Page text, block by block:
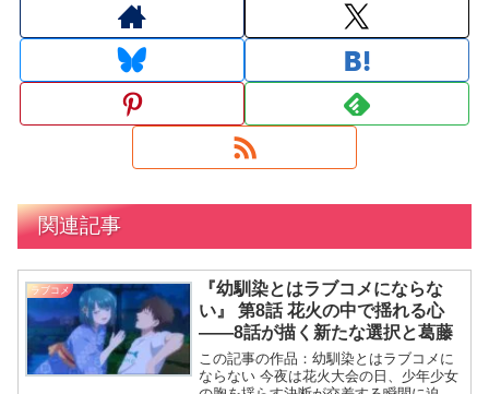
関連記事
ラブコメ
『幼馴染とはラブコメにならな
い』 第8話 花火の中で揺れる心
――8話が描く新たな選択と葛藤
この記事の作品：幼馴染とはラブコメに
ならない 今夜は花火大会の日、少年少女